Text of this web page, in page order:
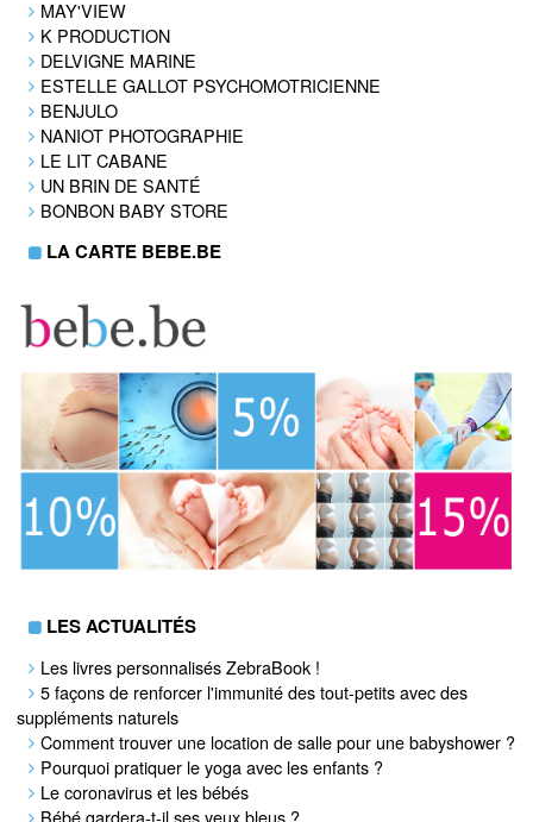
MAY'VIEW
K PRODUCTION
DELVIGNE MARINE
ESTELLE GALLOT PSYCHOMOTRICIENNE
BENJULO
NANIOT PHOTOGRAPHIE
LE LIT CABANE
UN BRIN DE SANTÉ
BONBON BABY STORE
LA CARTE BEBE.BE
LES ACTUALITÉS
Les livres personnalisés ZebraBook !
5 façons de renforcer l'immunité des tout-petits avec des
suppléments naturels
Comment trouver une location de salle pour une babyshower ?
Pourquoi pratiquer le yoga avec les enfants ?
Le coronavirus et les bébés
Bébé gardera-t-il ses yeux bleus ?